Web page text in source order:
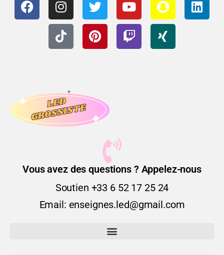
Vous avez des questions ? Appelez-nous
Soutien +33 6 52 17 25 24
Email: enseignes.led@gmail.com